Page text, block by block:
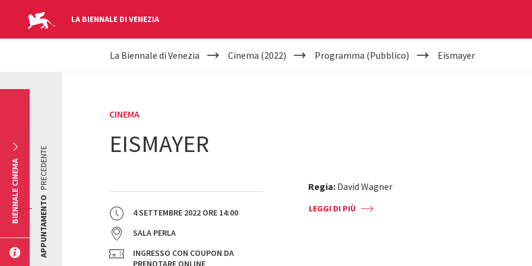
LA BIENNALE DI VENEZIA
YOUR
La Biennale di Venezia Cinema (2022) Programma (Pubblico) Eismayer
CINEMA
EISMAYER
4 SETTEMBRE 2022 ORE 14:00
SALA PERLA
INGRESSO CON COUPON DA
PRENOTARE ONLINE
Regia: David Wagner
LEGGI DI PIÙ
APPUNTAMENTO
PRECEDENTE
BIENNALE CINEMA